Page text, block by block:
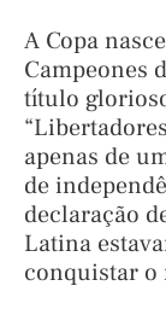
A Copa
Campeones
título
apenas de
de
declaração
Latina
conquistar